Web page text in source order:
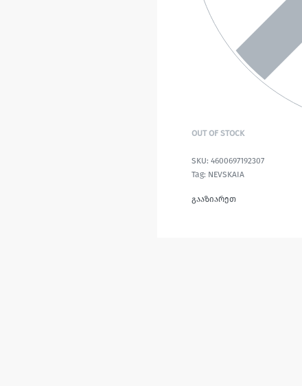
OUT OF STOCK
4600697192307
Tag: NEVSKAIA
გააზიარეთ